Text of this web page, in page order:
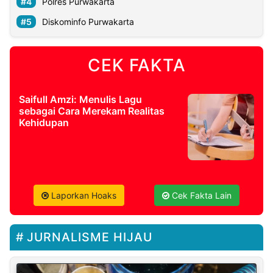
Diskominfo Purwakarta
CEK FAKTA
Saifull Amzi: Menulis Lagu
sebagai Cara Merekam Realitas
Kehidupan
Laporkan Hoaks Cek Fakta Lain
JURNALISME HIJAU